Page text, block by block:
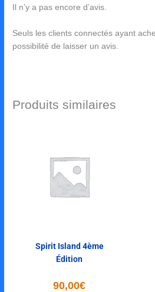
Il n’y a pas encore d’avis.
Seuls les clients connectés ayant
possibilité de laisser un avis.
Produits similaires
Spirit Island 4ème
Édition
90,00€